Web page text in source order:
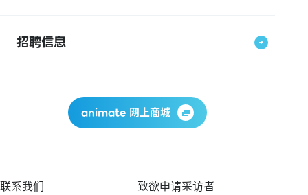
招聘信息
animate 网上商城
联系我们
致欲申请采访者